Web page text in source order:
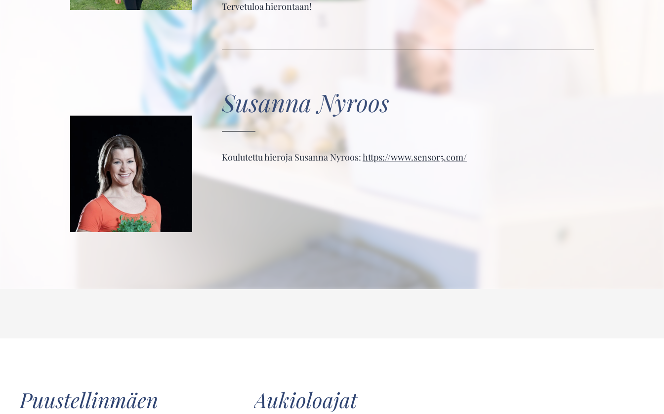
Tervetuloa hierontaan!
Susanna Nyroos
Koulutettu hieroja Susanna Nyroos:https://www.sensor5.com/
Puustellinmäen
Aukioloajat